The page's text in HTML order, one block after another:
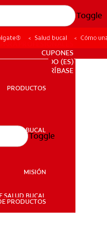
Toggle
SALUD BUCAL
PARA PROFESIONALES
CUPONES
DO (ES)
SUSCRÍBASE
PRODUCTOS
SALUD BUCAL
MISIÓN
SALUD BUCAL
PRODUCTOS
Toggle
Salud bucal Cómo
su